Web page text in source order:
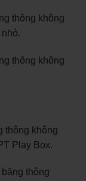
thông không
thông không
thông không
Play Box.
thông